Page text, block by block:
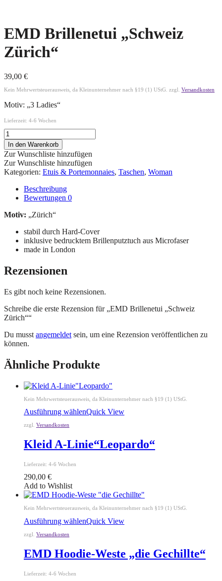
EMD Brillenetui „Schweiz
Zürich“
39,00 €
Kein Mehrwertsteuerausweis, da Kleinunternehmer nach §19 (1) UStG. zzgl. Versandkosten
Motiv: „3 Ladies“
Lieferzeit: 4-6 Wochen
In den Warenkorb
Zur Wunschliste hinzufügen
Zur Wunschliste hinzufügen
Kategorien: Etuis & Portemonnaies, Taschen, Woman
Beschreibung
Bewertungen 0
Motiv: „Zürich“
stabil durch Hard-Cover
inklusive bedrucktem Brillenputztuch aus Microfaser
made in London
Rezensionen
Es gibt noch keine Rezensionen.
Schreibe die erste Rezension für „EMD Brillenetui „Schweiz
Zürich““
Du musst angemeldet sein, um eine Rezension veröffentlichen zu
können.
Ähnliche Produkte
Kein Mehrwertsteuerausweis, da Kleinunternehmer nach §19 (1) UStG.
Ausführung wählenQuick View
zzgl. Versandkosten
Kleid A-Linie“Leopardo“
Lieferzeit: 4-6 Wochen
290,00 €
Add to Wishlist
Kein Mehrwertsteuerausweis, da Kleinunternehmer nach §19 (1) UStG.
Ausführung wählenQuick View
zzgl. Versandkosten
EMD Hoodie-Weste „die Gechillte“
Lieferzeit: 4-6 Wochen